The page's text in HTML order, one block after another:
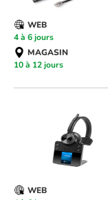
WEB
4 à 6 jours
MAGASIN
10 à 12 jours
WEB